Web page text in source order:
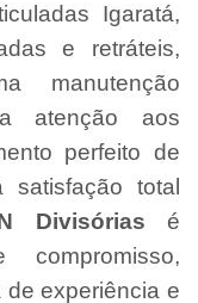
Igaratá,
e retráteis,
manutenção
atenção aos
perfeito de
satisfação total
Divisórias é
experiência e